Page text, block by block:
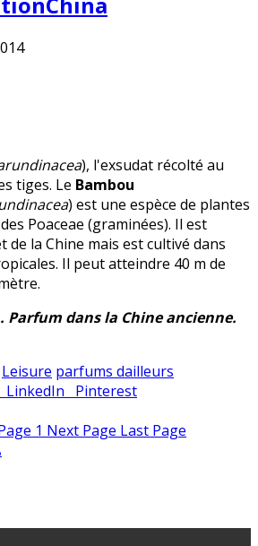
), l'exsudat récolté au
tiges. Le Bambou
) est une espèce de plantes
Poaceae (graminées). Il est
la Chine mais est cultivé dans
Il peut atteindre 40 m de
Parfum dans la Chine ancienne.
Leisure parfums dailleurs
LinkedIn
Pinterest
1 Next Page Last Page